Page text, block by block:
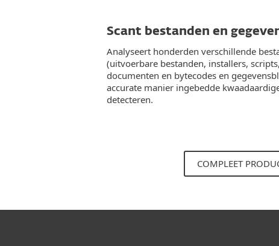
Scant bestanden en
Analyseert honderden verschillende
(uitvoerbare bestanden, installers,
documenten en bytecodes en
accurate manier ingebedde
detecteren.
COMPLEET